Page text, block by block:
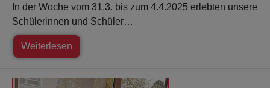
In der Woche vom 31.3. bis zum 4.4.2025 erlebten unsere
Schülerinnen und Schüler…
Weiterlesen